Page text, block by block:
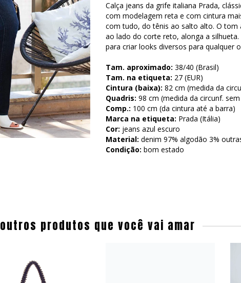
Calça jeans da grife italiana Prada,
com modelagem reta e com cintura
com tudo, do tênis ao salto alto. O tom
ao lado do corte reto, alonga a
para criar looks diversos para qualquer
Tam. aproximado: 38/40 (Brasil)
Tam. na etiqueta: 27 (EUR)
Cintura (baixa): 82 cm (medida da
Quadris: 98 cm (medida da circunf.
Comp.: 100 cm (da cintura até a barra)
Marca na etiqueta: Prada (Itália)
Cor: jeans azul escuro
Material: denim 97% algodão 3%
Condição: bom estado
outros produtos que você vai amar